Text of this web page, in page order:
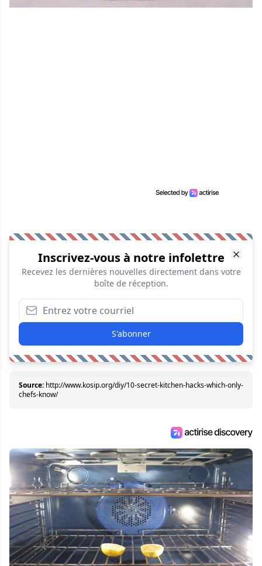
Inscrivez-vous à notre infolettre
Recevez les dernières nouvelles directement dans votre
boîte de réception.
S'abonner
Source: http://www.kosip.org/diy/10-secret-kitchen-hacks-which-only-
chefs-know/